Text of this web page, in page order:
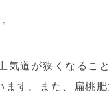
気道が狭くなるこ
ます。また、扁桃